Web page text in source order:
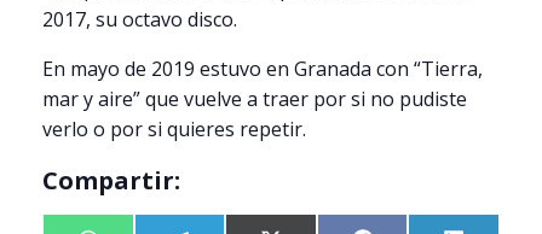
2017, su octavo disco.
En mayo de 2019 estuvo en Granada con “Tierra,
mar y aire” que vuelve a traer por si no pudiste
verlo o por si quieres repetir.
Compartir: